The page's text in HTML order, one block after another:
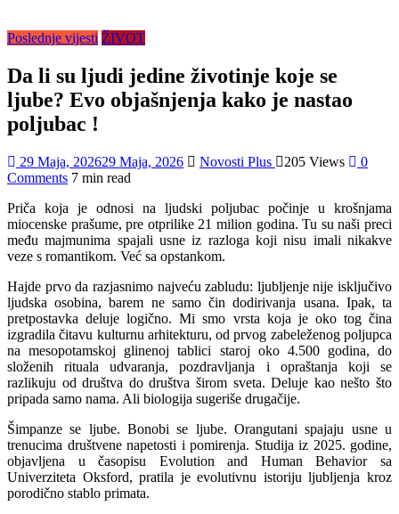
Poslednje vijesti ŽIVOT
Da li su ljudi jedine životinje koje se
ljube? Evo objašnjenja kako je nastao
poljubac !
29 Maja, 202629 Maja, 2026 Novosti Plus 205 Views
0
Comments 7 min read
Priča koja je odnosi na ljudski poljubac počinje u krošnjama
miocenske prašume, pre otprilike 21 milion godina. Tu su naši preci
među majmunima spajali usne iz razloga koji nisu imali nikakve
veze s romantikom. Već sa opstankom.
Hajde prvo da razjasnimo najveću zabludu: ljubljenje nije isključivo
ljudska osobina, barem ne samo čin dodirivanja usana. Ipak, ta
pretpostavka deluje logično. Mi smo vrsta koja je oko tog čina
izgradila čitavu kulturnu arhitekturu, od prvog zabeleženog poljupca
na mesopotamskoj glinenoj tablici staroj oko 4.500 godina, do
složenih rituala udvaranja, pozdravljanja i opraštanja koji se
razlikuju od društva do društva širom sveta. Deluje kao nešto što
pripada samo nama. Ali biologija sugeriše drugačije.
Šimpanze se ljube. Bonobi se ljube. Orangutani spajaju usne u
trenucima društvene napetosti i pomirenja. Studija iz 2025. godine,
objavljena u časopisu Evolution and Human Behavior sa
Univerziteta Oksford, pratila je evolutivnu istoriju ljubljenja kroz
porodično stablo primata.